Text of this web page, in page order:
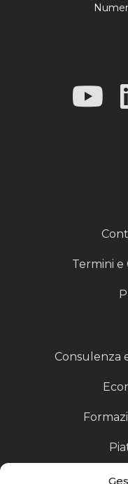
Termini e
Consulenza